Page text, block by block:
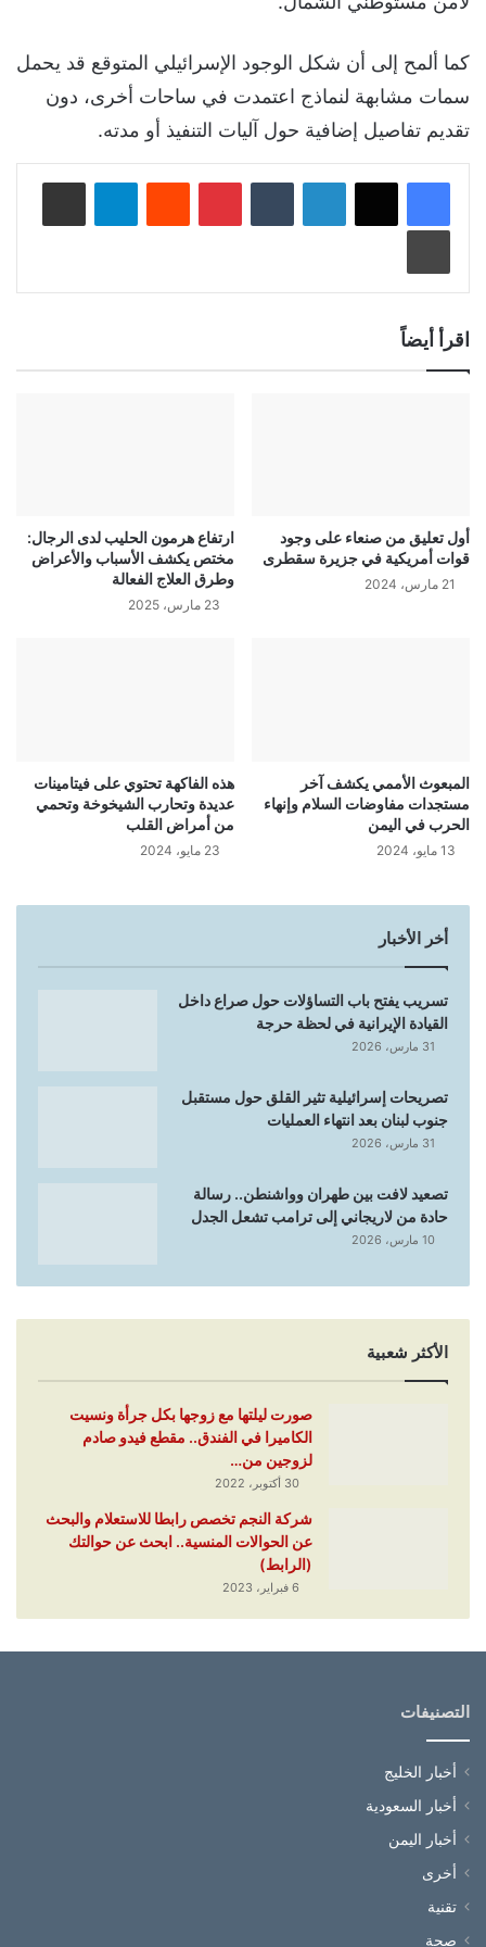
كما ألمح إلى أن شكل الوجود الإسرائيلي المتوقع قد يحمل
سمات مشابهة لنماذج اعتمدت في ساحات أخرى، دون
تقديم تفاصيل إضافية حول آليات التنفيذ أو مدته.
لينكدإن بينتيريست
اقرأ أيضاً
أول تعليق من صنعاء على وجود
قوات أمريكية في جزيرة سقطرى
21 مارس، 2024
ارتفاع هرمون الحليب لدى الرجال:
مختص يكشف الأسباب والأعراض
وطرق العلاج الفعالة
23 مارس، 2025
المبعوث الأممي يكشف آخر
مستجدات مفاوضات السلام وإنهاء
الحرب في اليمن
13 مايو، 2024
هذه الفاكهة تحتوي على فيتامينات
عديدة وتحارب الشيخوخة وتحمي
من أمراض القلب
23 مايو، 2024
أخر الأخبار
تسريب يفتح باب التساؤلات حول صراع داخل
القيادة الإيرانية في لحظة حرجة
31 مارس، 2026
تصريحات إسرائيلية تثير القلق حول مستقبل
جنوب لبنان بعد انتهاء العمليات
31 مارس، 2026
تصعيد لافت بين طهران وواشنطن.. رسالة
حادة من لاريجاني إلى ترامب تشعل الجدل
10 مارس، 2026
الأكثر شعبية
صورت ليلتها مع زوجها بكل جرأة ونسيت
الكاميرا في الفندق.. مقطع فيدو صادم
لزوجين من…
30 أكتوبر، 2022
شركة النجم تخصص رابطا للاستعلام والبحث
عن الحوالات المنسية.. ابحث عن حوالتك
(الرابط)
6 فبراير، 2023
التصنيفات
أخبار الخليج
أخبار السعودية
أخبار اليمن
أخرى
تقنية
صحة